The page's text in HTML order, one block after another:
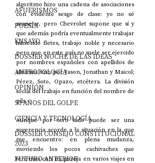
AFUERISMOS
POESÍA
ENSAYO
DOSSIER NOCHE DE LAS IDEAS
ANTROPOLOGÍA
OPINIÓN
50 AÑOS DEL GOLPE
CIENCIA Y TECNOLOGÍA
DOSSIER CONSEJO CONSTITUCIONAL
2023
FUTURO ANTERIOR
algoritmo hizo una cadena de asociaciones
con evidente sesgo de clase: yo no sé
manejar, pero Chevrolet supone que sí y
que además podría eventualmente trabajar
haciendo fletes, trabajo noble y necesario
pero que en este país no suele ser ejercido
por nombres españoles con apellidos de
alcurnia sino por Jason, Jonathan y Maicol;
Pérez, Soto, Opazo, etcétera. La división
social del trabajo en función del nombre de
pila.
Aunque por otro lado puede ser una
sugerencia acorde a la situación en la que
me encuentro: en plena mudanza,
moviendo los pocos cachivaches que
tenemos con mi pareja en varios viajes en